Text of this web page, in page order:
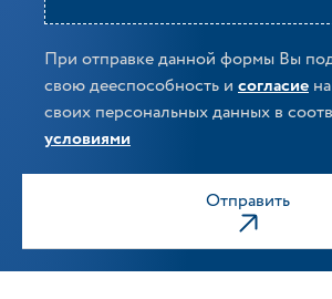
При отправке данной формы Вы
свою дееспособность и согласие
своих персональных данных в
условиями
Отправить